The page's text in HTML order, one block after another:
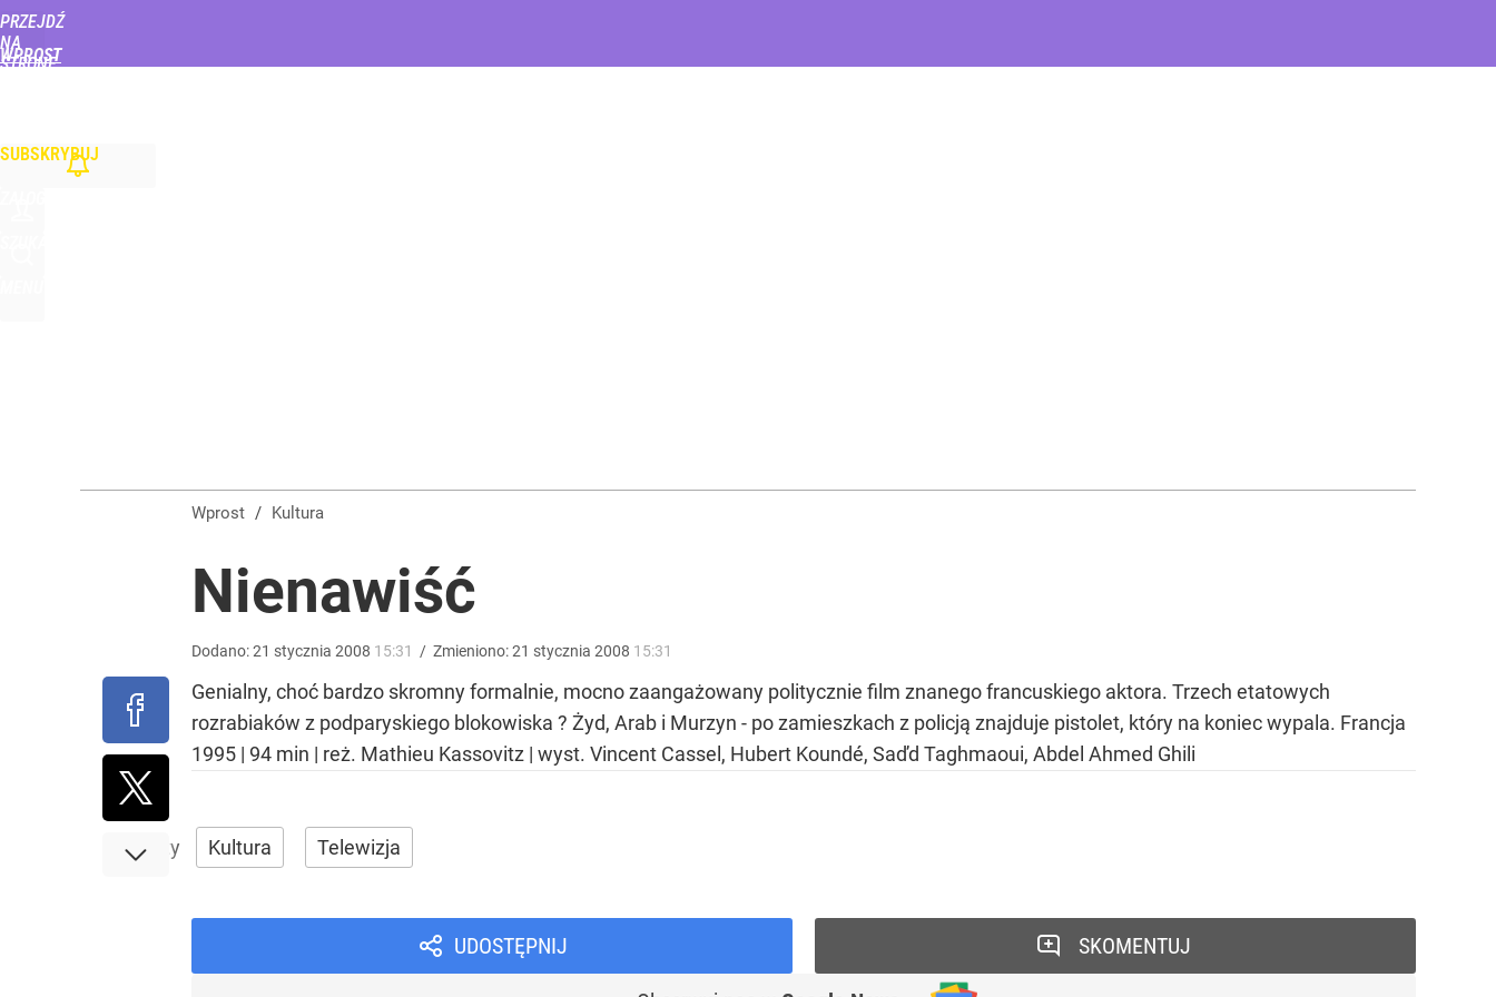
PRZEJDŹ
NA
STRONĘ
WPROST
SUBSKRYBUJ
dodaj
Nawrocki ma szansę na drugą kadencję? Tak ocenili go Polacy. Sondaż dla „Wprost”
Farmacja: wzrost pod presją. co czeka branżę do 2030 roku?
Wrze po roku Nawrockiego. „Największa hańba” kontra „Cała Europa nam go zazdrości”
Wprost / Kultura
Nienawiść
Dodano:21 stycznia 2008 15:31 / Zmieniono:21 stycznia 2008 15:31
Genialny, choć bardzo skromny formalnie, mocno zaangażowany politycznie film znanego francuskiego aktora. Trzech etatowych
rozrabiaków z podparyskiego blokowiska ? Żyd, Arab i Murzyn - po zamieszkach z policją znajduje pistolet, który na koniec wypala. Francja
1995 | 94 min | reż. Mathieu Kassovitz | wyst. Vincent Cassel, Hubert Koundé, Saďd Taghmaoui, Abdel Ahmed Ghili
Kultura Telewizja
UDOSTĘPNIJ SKOMENTUJ